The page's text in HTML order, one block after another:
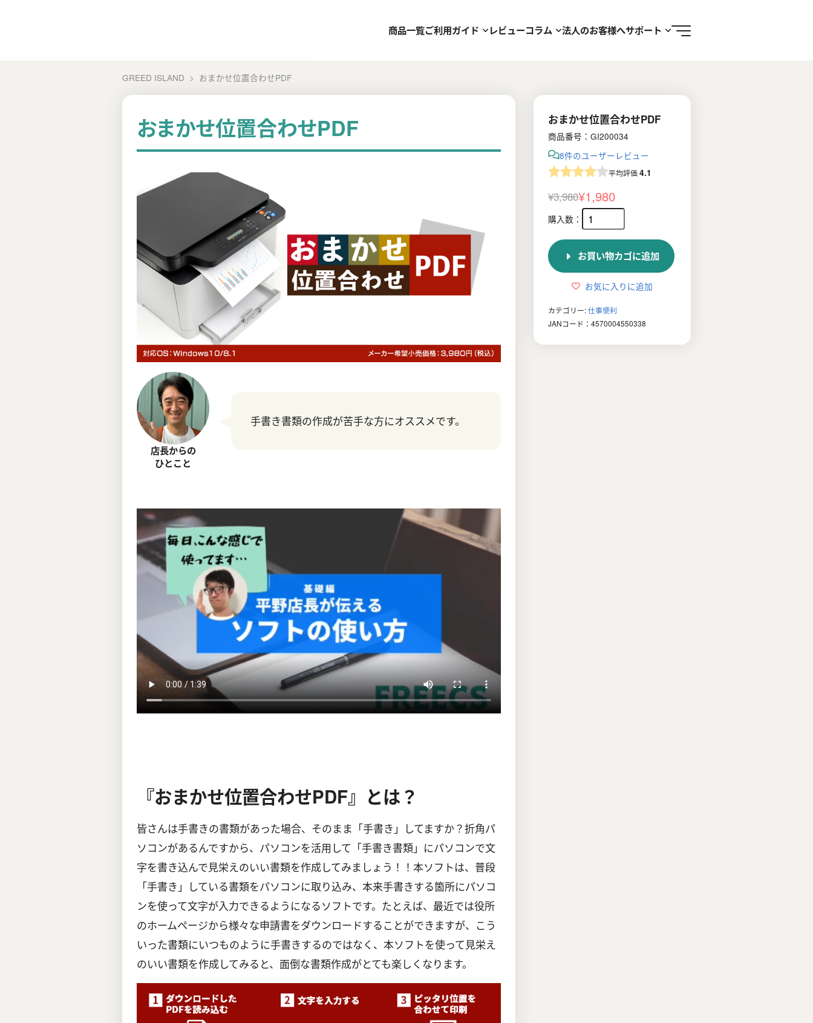
商品一覧ご利用ガイド レビューコラム 法人のお客様へサポート
GREED ISLAND おまかせ位置合わせPDF
おまかせ位置合わせPDF
店長からの
ひとこと
手書き書類の作成が苦手な方にオススメです。
『おまかせ位置合わせPDF』とは？
皆さんは手書きの書類があった場合、そのまま「手書き」してますか？折角パ
ソコンがあるんですから、パソコンを活用して「手書き書類」にパソコンで文
字を書き込んで見栄えのいい書類を作成してみましょう！！本ソフトは、普段
「手書き」している書類をパソコンに取り込み、本来手書きする箇所にパソコ
ンを使って文字が入力できるようになるソフトです。たとえば、最近では役所
のホームページから様々な申請書をダウンロードすることができますが、こう
いった書類にいつものように手書きするのではなく、本ソフトを使って見栄え
のいい書類を作成してみると、面倒な書類作成がとても楽しくなります。
おまかせ位置合わせPDF
商品番号：GI200034
8件のユーザーレビュー
平均評価4.1
¥3,980
元
の
価
格
で
¥1,980
現
在
の
価
¥1,980
お買い物カゴに追加
お気に入りに追加
カテゴリー:仕事便利
JANコード：4570004550338